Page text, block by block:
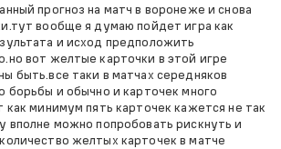
прогноз на матч в воронеже и снова
вообще я думаю пойдет игра как
и исход предположить
вот желтые карточки в этой игре
быть.все таки в матчах середняков
борьбы и обычно и карточек много
как минимум пять карточек кажется не так
вполне можно попробовать рискнуть и
желтых карточек в матче